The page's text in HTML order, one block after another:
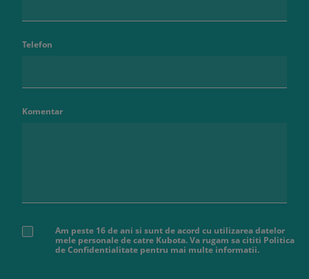
Telefon
Komentar
Am peste 16 de ani si sunt de acord cu utilizarea datelor
mele personale de catre Kubota. Va rugam sa cititi Politica
de Confidentialitate pentru mai multe informatii.